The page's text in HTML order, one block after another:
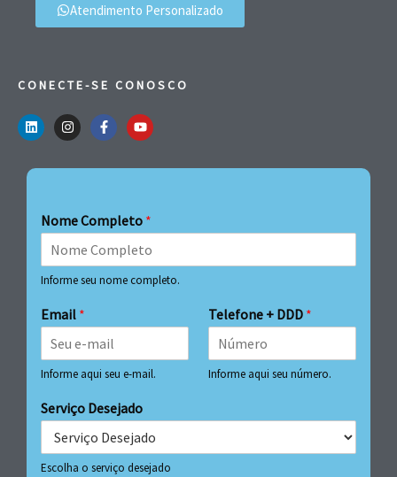
Atendimento Personalizado
CONECTE-SE CONOSCO
Nome Completo *
Informe seu nome completo.
Email *
Informe aqui seu e-mail.
Telefone + DDD *
Informe aqui seu número.
Serviço Desejado
Escolha o serviço desejado